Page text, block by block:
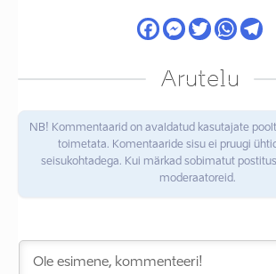
Arutelu
NB! Kommentaarid on avaldatud kasutajate
toimetata. Komentaaride sisu ei pruugi
seisukohtadega. Kui märkad sobimatut
moderaatoreid.